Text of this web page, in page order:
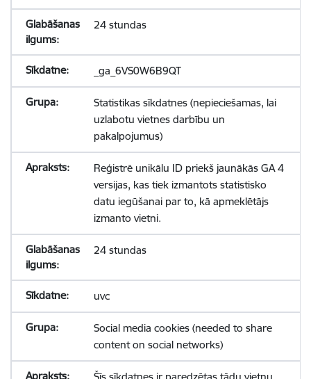
24 stundas
_ga_6VS0W6B9QT
Statistikas sīkdatnes (nepieciešamas, lai
uzlabotu vietnes darbību un
pakalpojumus)
Reģistrē unikālu ID priekš jaunākās GA 4
versijas, kas tiek izmantots statistisko
datu iegūšanai par to, kā apmeklētājs
izmanto vietni.
24 stundas
uvc
Social media cookies (needed to share
content on social networks)